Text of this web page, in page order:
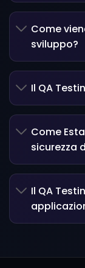
Come
sviluppo?
Il QA
Come
sicurezza
Il QA